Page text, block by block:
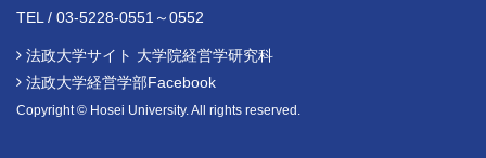
TEL / 03-5228-0551～0552
法政大学サイト 大学院経営学研究科
法政大学経営学部Facebook
Copyright © Hosei University. All rights reserved.